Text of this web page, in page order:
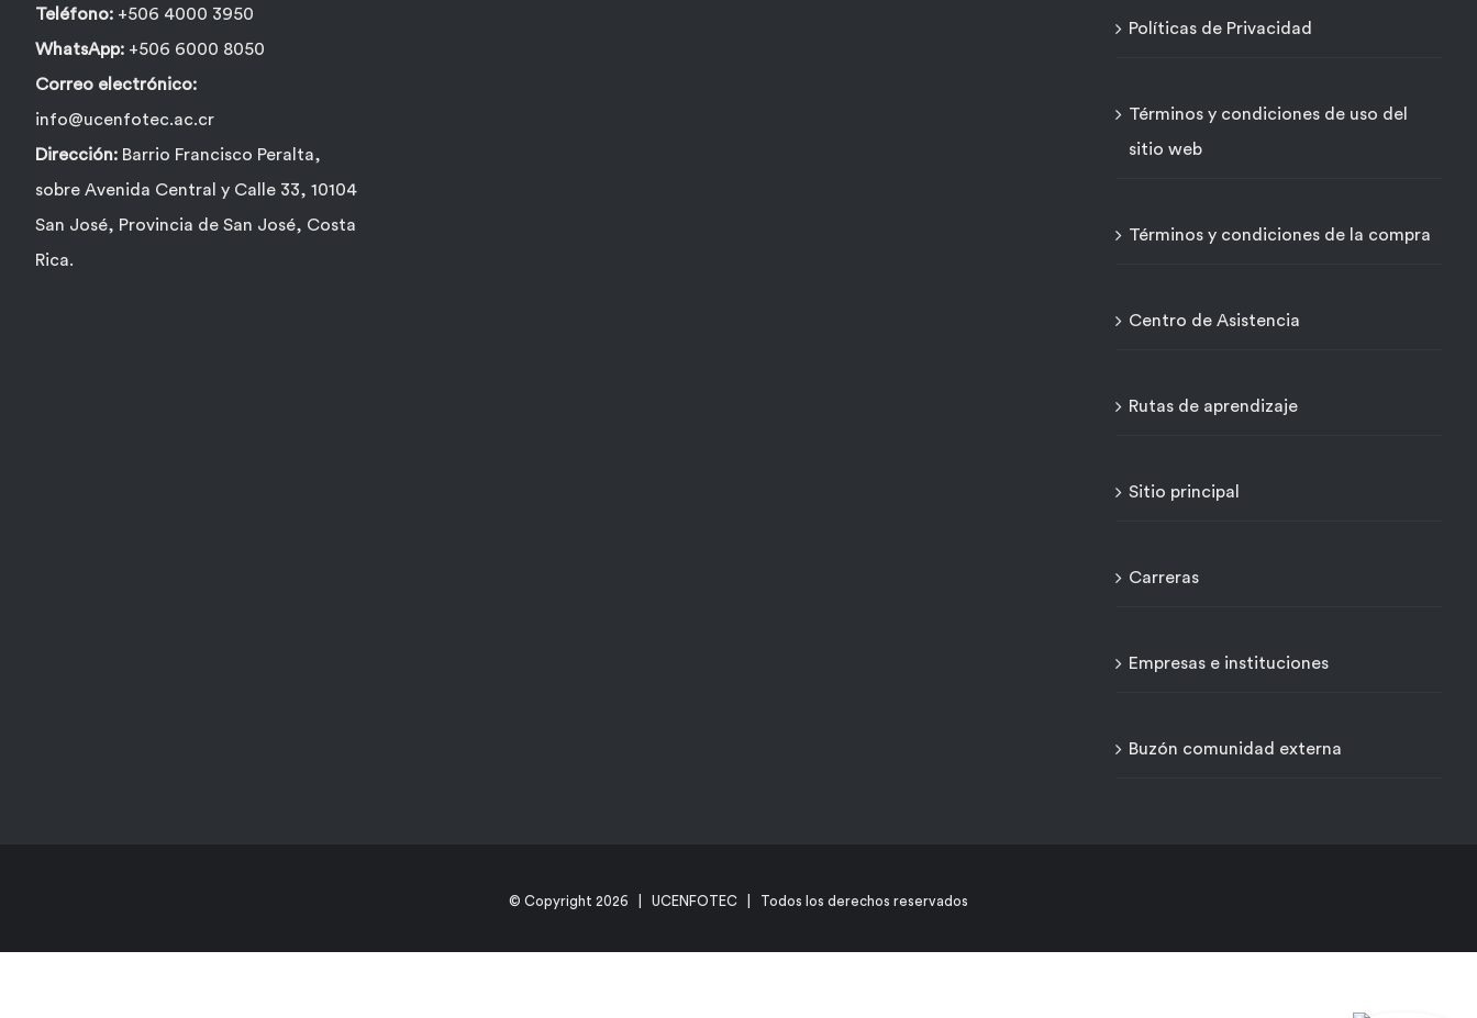
de
producto
Teléfono: +506 4000 3950
WhatsApp: +506 6000 8050
Correo electrónico:
info@ucenfotec.ac.cr
Dirección: Barrio Francisco Peralta,
sobre Avenida Central y Calle 33, 10104
San José, Provincia de San José, Costa
Rica.
Políticas de Privacidad
Términos y condiciones de uso del
sitio web
Términos y condiciones de la compra
Centro de Asistencia
Rutas de aprendizaje
Sitio principal
Carreras
Empresas e instituciones
Buzón comunidad externa
© Copyright 2026 | UCENFOTEC | Todos los derechos reservados